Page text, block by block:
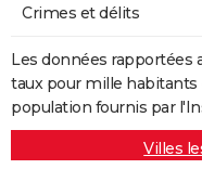
Crimes et délits
Les données rapportées
taux pour mille
population fournis par
Villes